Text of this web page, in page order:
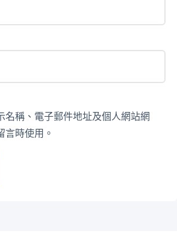
名稱、電子郵件地址及個人網站網
言時使用。